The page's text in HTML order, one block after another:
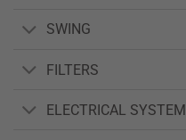
SWING
FILTERS
ELECTRICAL SYSTEM